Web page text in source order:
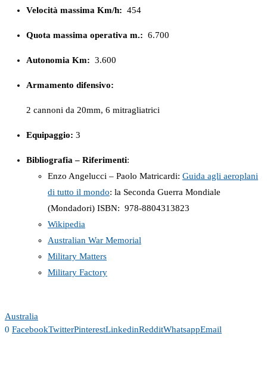
Velocità massima Km/h: 454
Quota massima operativa m.: 6.700
Autonomia Km: 3.600
Armamento difensivo:
2 cannoni da 20mm, 6 mitragliatrici
Equipaggio: 3
Bibliografia – Riferimenti:
Enzo Angelucci – Paolo Matricardi: Guida agli aeroplani
di tutto il mondo: la Seconda Guerra Mondiale
(Mondadori) ISBN: ‎ 978-8804313823
Wikipedia
Australian War Memorial
Military Matters
Military Factory
Australia
0 FacebookTwitterPinterestLinkedinRedditWhatsappEmail